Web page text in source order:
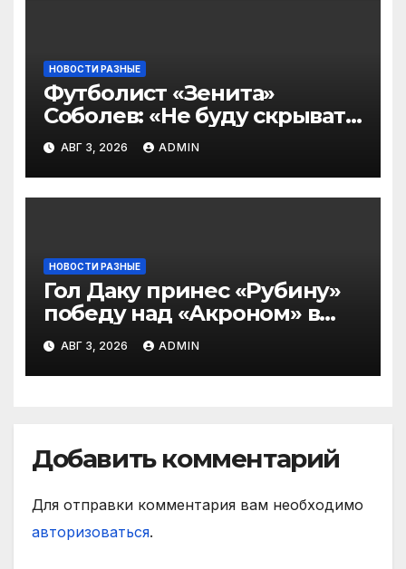
НОВОСТИ РАЗНЫЕ
Футболист «Зенита»
Соболев: «Не буду скрывать
— в Оренбурге всегда
тяжело играть»
АВГ 3, 2026 ADMIN
НОВОСТИ РАЗНЫЕ
Гол Даку принес «Рубину»
победу над «Акроном» в
матче РПЛ
АВГ 3, 2026 ADMIN
Добавить комментарий
Для отправки комментария вам необходимо
авторизоваться.